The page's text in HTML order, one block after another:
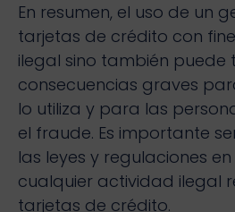
En resumen, el uso de un
tarjetas de crédito con
ilegal sino también puede
consecuencias graves
lo utiliza y para las
el fraude. Es importante
las leyes y regulaciones
cualquier actividad ilegal
tarjetas de crédito.